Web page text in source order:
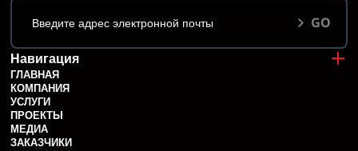
GO
Навигация
ГЛАВНАЯ
КОМПАНИЯ
УСЛУГИ
ПРОЕКТЫ
МЕДИА
ЗАКАЗЧИКИ